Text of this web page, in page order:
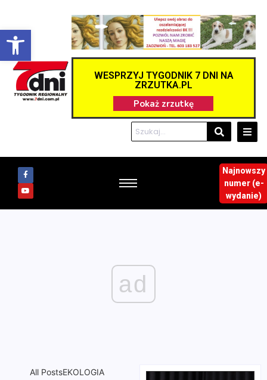
Otwórz pasek narzędzi
WESPRZYJ TYGODNIK 7 DNI NA
ZRZUTKA.PL
Najnowszy
numer (e-
wydanie)
ad
All PostsEKOLOGIA